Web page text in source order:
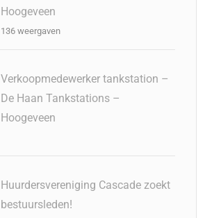
Hoogeveen
136 weergaven
Verkoopmedewerker tankstation –
De Haan Tankstations –
Hoogeveen
Huurdersvereniging Cascade zoekt
bestuursleden!